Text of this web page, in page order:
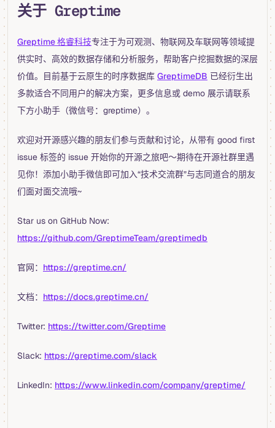
关于 Greptime
Greptime 格睿科技专注于为可观测、物联网及车联网等领域提
供实时、高效的数据存储和分析服务，帮助客户挖掘数据的深层
价值。目前基于云原生的时序数据库 GreptimeDB 已经衍生出
多款适合不同用户的解决方案，更多信息或 demo 展示请联系
下方小助手（微信号：greptime）。
欢迎对开源感兴趣的朋友们参与贡献和讨论，从带有 good first
issue 标签的 issue 开始你的开源之旅吧～期待在开源社群里遇
见你！添加小助手微信即可加入“技术交流群”与志同道合的朋友
们面对面交流哦~
Star us on GitHub Now:
https://github.com/GreptimeTeam/greptimedb
官网： https://greptime.cn/
文档： https://docs.greptime.cn/
Twitter: https://twitter.com/Greptime
Slack: https://greptime.com/slack
LinkedIn: https://www.linkedin.com/company/greptime/